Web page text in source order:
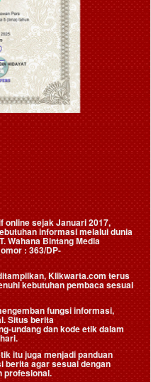
online sejak Januari 2017,
informasi melalui dunia
Wahana Bintang Media
: 363/DP-
Klikwarta.com terus
kebutuhan pembaca sesuai
fungsi informasi,
Situs berita
undang dan kode etik dalam
itu juga menjadi panduan
berita agar sesuai dengan
profesional.